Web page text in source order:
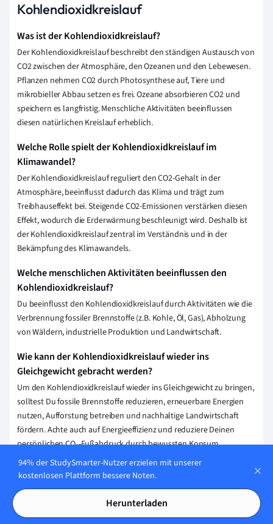
Kohlendioxidkreislauf
Was ist der Kohlendioxidkreislauf?
Der Kohlendioxidkreislauf beschreibt den ständigen Austausch von
CO2 zwischen der Atmosphäre, den Ozeanen und den Lebewesen.
Pflanzen nehmen CO2 durch Photosynthese auf, Tiere und
mikrobieller Abbau setzen es frei. Ozeane absorbieren CO2 und
speichern es langfristig. Menschliche Aktivitäten beeinflussen
diesen natürlichen Kreislauf erheblich.
Welche Rolle spielt der Kohlendioxidkreislauf im
Klimawandel?
Der Kohlendioxidkreislauf reguliert den CO2-Gehalt in der
Atmosphäre, beeinflusst dadurch das Klima und trägt zum
Treibhauseffekt bei. Steigende CO2-Emissionen verstärken diesen
Effekt, wodurch die Erderwärmung beschleunigt wird. Deshalb ist
der Kohlendioxidkreislauf zentral im Verständnis und in der
Bekämpfung des Klimawandels.
Welche menschlichen Aktivitäten beeinflussen den
Kohlendioxidkreislauf?
Du beeinflusst den Kohlendioxidkreislauf durch Aktivitäten wie die
Verbrennung fossiler Brennstoffe (z.B. Kohle, Öl, Gas), Abholzung
von Wäldern, industrielle Produktion und Landwirtschaft.
Wie kann der Kohlendioxidkreislauf wieder ins
Gleichgewicht gebracht werden?
Um den Kohlendioxidkreislauf wieder ins Gleichgewicht zu bringen,
solltest Du fossile Brennstoffe reduzieren, erneuerbare Energien
nutzen, Aufforstung betreiben und nachhaltige Landwirtschaft
fördern. Achte auch auf Energieeffizienz und reduziere Deinen
persönlichen CO₂-Fußabdruck durch bewussten Konsum.
Welche natürlichen Prozesse sind Teil des
Kohlendioxidkreislaufs?
Zu den natürlichen Prozessen des Kohlendioxidkreislaufs zählen
die Photosynthese, bei der Pflanzen CO₂ aufnehmen, die Atmung
94% der StudySmarter-Nutzer erzielen mit unserer
kostenlosen Plattform bessere Noten.
Herunterladen